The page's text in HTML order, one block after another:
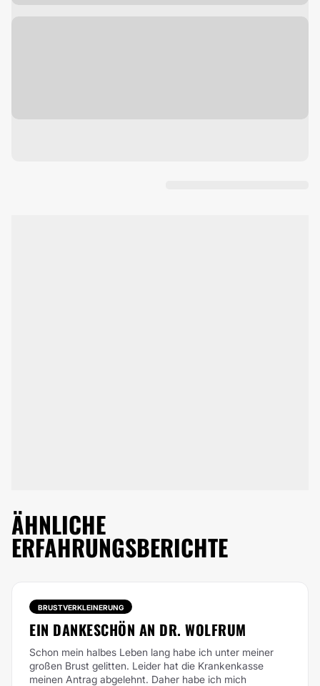
ÄHNLICHE
ERFAHRUNGSBERICHTE
BRUSTVERKLEINERUNG
EIN DANKESCHÖN AN DR. WOLFRUM
Schon mein halbes Leben lang habe ich unter meiner
großen Brust gelitten. Leider hat die Krankenkasse
meinen Antrag abgelehnt. Daher habe ich mich